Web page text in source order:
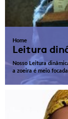
Home
Leitura
Nosso Leitura
a zoeira é meio